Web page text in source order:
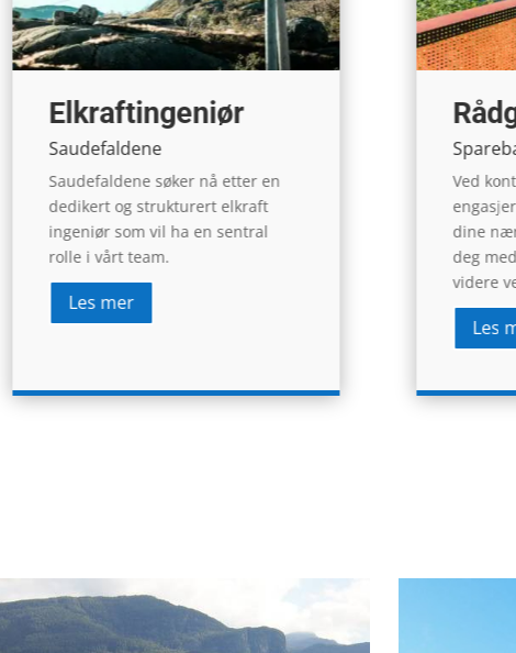
Elkraftingeniør
Saudefaldene
Saudefaldene søker nå etter en
dedikert og strukturert elkraft
ingeniør som vil ha en sentral
rolle i vårt team.
Les mer
Ved
dine
deg med
videre
Les